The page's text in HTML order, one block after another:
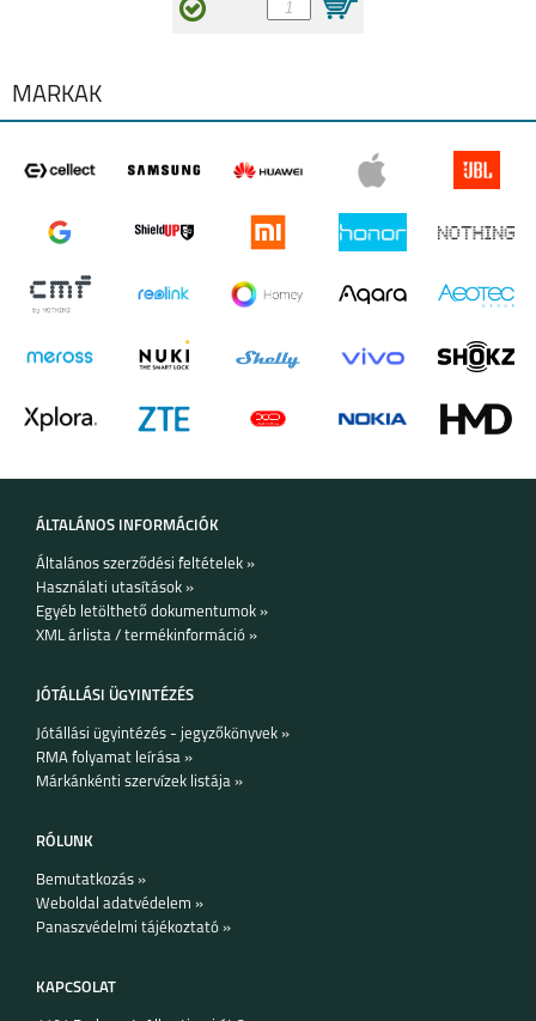
MÁRKÁK
ÁLTALÁNOS INFORMÁCIÓK
Általános szerződési feltételek »
Használati utasítások »
Egyéb letölthető dokumentumok »
XML árlista / termékinformáció »
JÓTÁLLÁSI ÜGYINTÉZÉS
Jótállási ügyintézés - jegyzőkönyvek »
RMA folyamat leírása »
Márkánkénti szervízek listája »
RÓLUNK
Bemutatkozás »
Weboldal adatvédelem »
Panaszvédelmi tájékoztató »
KAPCSOLAT